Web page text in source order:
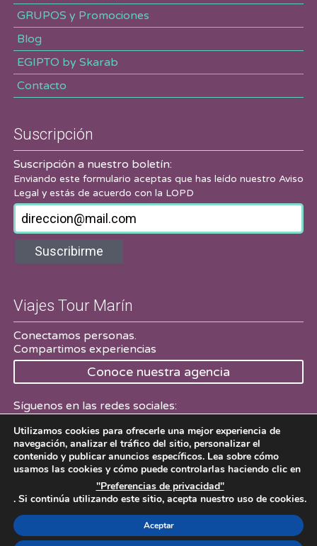
GRUPOS y Promociones
Blog
EGIPTO by Skarab
Contacto
Suscripción
Suscripción a nuestro boletín:
Enviando este formulario aceptas que has leído nuestro Aviso
Legal y estás de acuerdo con la LOPD
Suscribirme
Viajes Tour Marín
Conectamos personas.
Compartimos experiencias
Conoce nuestra agencia
Síguenos en las redes sociales:
Facebook Twitter
Viajes Tour Marín 2016
Aviso Legal
Desarrollado por
Utilizamos cookies para ofrecerle una mejor experiencia de
navegación, analizar el tráfico del sitio, personalizar el
contenido y publicar anuncios específicos. Lea sobre cómo
usamos las cookies y cómo puede controlarlas haciendo clic en
"Preferencias de privacidad"
. Si continúa utilizando este sitio, acepta nuestro uso de cookies.
Aceptar